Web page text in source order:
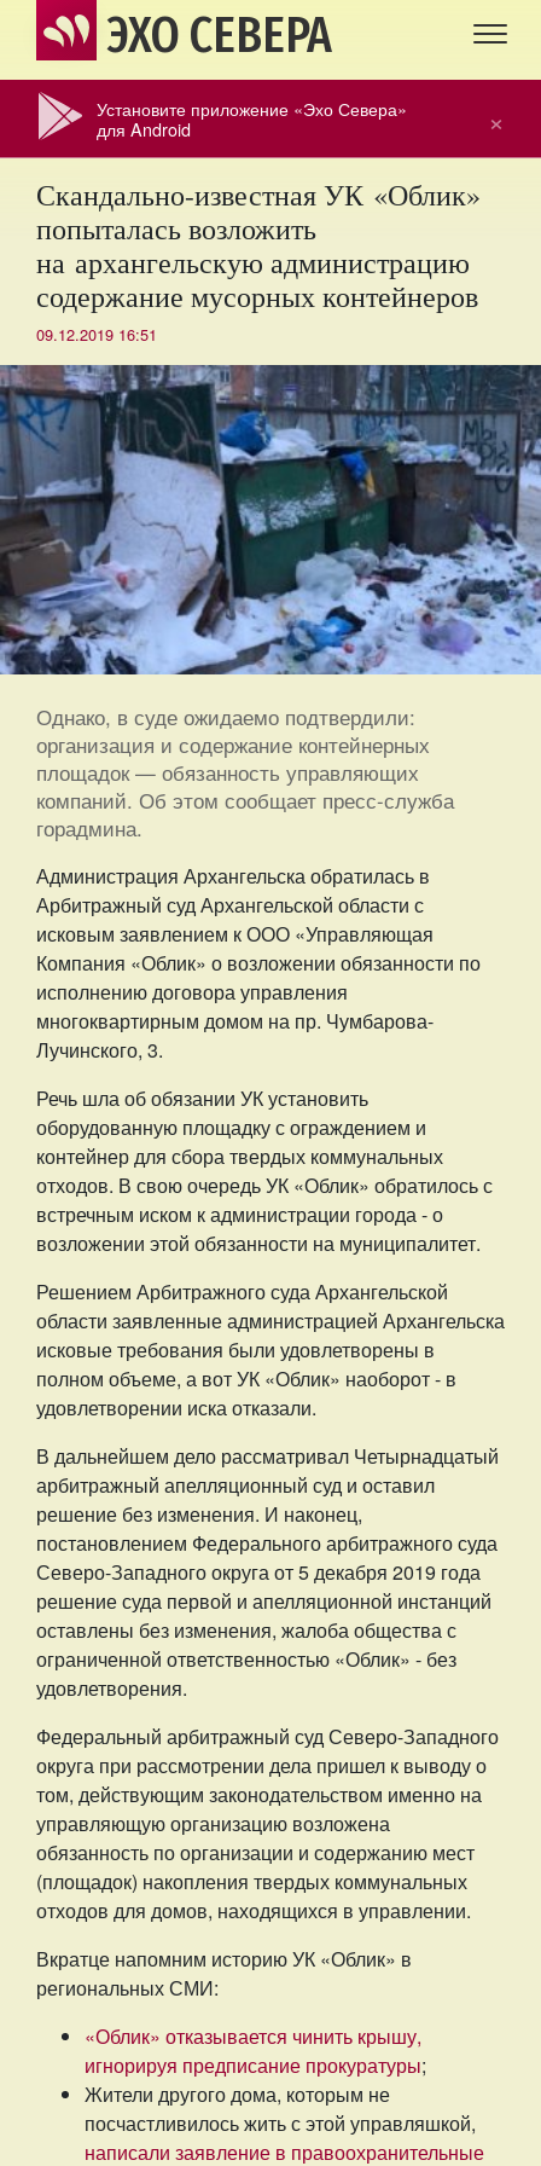
ЭХО СЕВЕРА
×
Установите приложение «Эхо Севера»
для Android
Скандально-известная УК «Облик»
попыталась возложить
на архангельскую администрацию
содержание мусорных контейнеров
09.12.2019 16:51
Однако, в суде ожидаемо подтвердили:
организация и содержание контейнерных
площадок — обязанность управляющих
компаний. Об этом сообщает пресс-служба
горадмина.
Администрация Архангельска обратилась в
Арбитражный суд Архангельской области с
исковым заявлением к ООО «Управляющая
Компания «Облик» о возложении обязанности по
исполнению договора управления
многоквартирным домом на пр. Чумбарова-
Лучинского, 3.
Речь шла об обязании УК установить
оборудованную площадку с ограждением и
контейнер для сбора твердых коммунальных
отходов. В свою очередь УК «Облик» обратилось с
встречным иском к администрации города - о
возложении этой обязанности на муниципалитет.
Решением Арбитражного суда Архангельской
области заявленные администрацией Архангельска
исковые требования были удовлетворены в
полном объеме, а вот УК «Облик» наоборот - в
удовлетворении иска отказали.
В дальнейшем дело рассматривал Четырнадцатый
арбитражный апелляционный суд и оставил
решение без изменения. И наконец,
постановлением Федерального арбитражного суда
Северо-Западного округа от 5 декабря 2019 года
решение суда первой и апелляционной инстанций
оставлены без изменения, жалоба общества с
ограниченной ответственностью «Облик» - без
удовлетворения.
Федеральный арбитражный суд Северо-Западного
округа при рассмотрении дела пришел к выводу о
том, действующим законодательством именно на
управляющую организацию возложена
обязанность по организации и содержанию мест
(площадок) накопления твердых коммунальных
отходов для домов, находящихся в управлении.
Вкратце напомним историю УК «Облик» в
региональных СМИ:
«Облик» отказывается чинить крышу,
игнорируя предписание прокуратуры;
Жители другого дома, которым не
посчастливилось жить с этой управляшкой,
написали заявление в правоохранительные